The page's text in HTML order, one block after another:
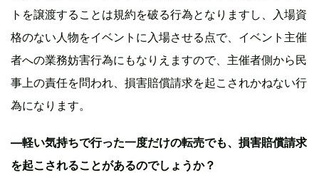
トを譲渡することは規約を破る行為となりますし、入場資
格のない人物をイベントに入場させる点で、イベント主催
者への業務妨害行為にもなりえますので、主催者側から民
事上の責任を問われ、損害賠償請求を起こされかねない行
為になります。
—軽い気持ちで行った一度だけの転売でも、損害賠償請求
を起こされることがあるのでしょうか？